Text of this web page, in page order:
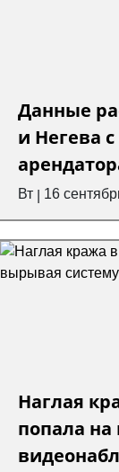
Данные
и Негева
Вт 16
Наглая
попала